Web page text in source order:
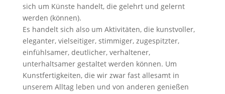
sich um Künste handelt, die gelehrt und gelernt
werden (können).
Es handelt sich also um Aktivitäten, die kunstvoller,
eleganter, vielseitiger, stimmiger, zugespitzter,
einfühlsamer, deutlicher, verhaltener,
unterhaltsamer gestaltet werden können. Um
Kunstfertigkeiten, die wir zwar fast allesamt in
unserem Alltag leben und von anderen genießen